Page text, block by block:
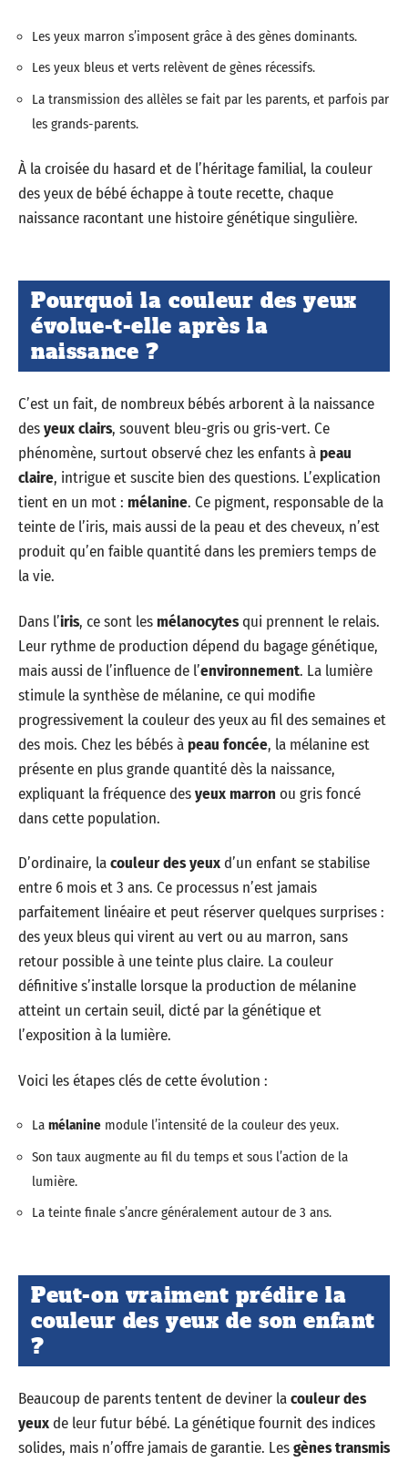
Les yeux marron s’imposent grâce à des gènes dominants.
Les yeux bleus et verts relèvent de gènes récessifs.
La transmission des allèles se fait par les parents, et parfois par
les grands-parents.
À la croisée du hasard et de l’héritage familial, la couleur
des yeux de bébé échappe à toute recette, chaque
naissance racontant une histoire génétique singulière.
Pourquoi la couleur des yeux
évolue-t-elle après la
naissance ?
C’est un fait, de nombreux bébés arborent à la naissance
desyeux clairs, souvent bleu-gris ou gris-vert. Ce
phénomène, surtout observé chez les enfants àpeau
claire, intrigue et suscite bien des questions. L’explication
tient en un mot : mélanine. Ce pigment, responsable de la
teinte de l’iris, mais aussi de la peau et des cheveux, n’est
produit qu’en faible quantité dans les premiers temps de
la vie.
Dans l’iris, ce sont lesmélanocytesqui prennent le relais.
Leur rythme de production dépend du bagage génétique,
mais aussi de l’influence de l’environnement. La lumière
stimule la synthèse de mélanine, ce qui modifie
progressivement la couleur des yeux au fil des semaines et
des mois. Chez les bébés àpeau foncée, la mélanine est
présente en plus grande quantité dès la naissance,
expliquant la fréquence desyeux marron ou gris foncé
dans cette population.
D’ordinaire, lacouleur des yeuxd’un enfant se stabilise
entre 6 mois et 3 ans. Ce processus n’est jamais
parfaitement linéaire et peut réserver quelques surprises :
des yeux bleus qui virent au vert ou au marron, sans
retour possible à une teinte plus claire. La couleur
définitive s’installe lorsque la production de mélanine
atteint un certain seuil, dicté par la génétique et
l’exposition à la lumière.
Voici les étapes clés de cette évolution :
La mélanine module l’intensité de la couleur des yeux.
Son taux augmente au fil du temps et sous l’action de la
lumière.
La teinte finale s’ancre généralement autour de 3 ans.
Peut-on vraiment prédire la
couleur des yeux de son enfant
?
Beaucoup de parents tentent de deviner lacouleur des
yeuxde leur futur bébé. La génétique fournit des indices
solides, mais n’offre jamais de garantie. Lesgènes transmis